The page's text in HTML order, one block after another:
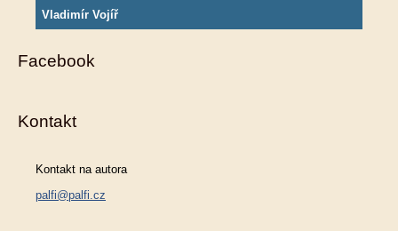
Vladimír Vojíř
Facebook
Kontakt
Kontakt na autora
palfi@palfi.cz